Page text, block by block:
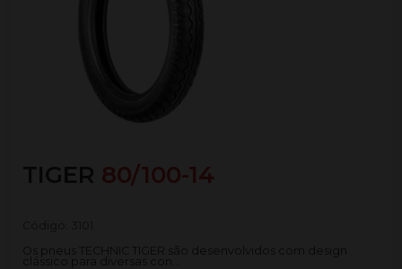
TIGER 80/100-14
Os pneus TECHNIC TIGER são desenvolvidos com design
clássico para diversas con...